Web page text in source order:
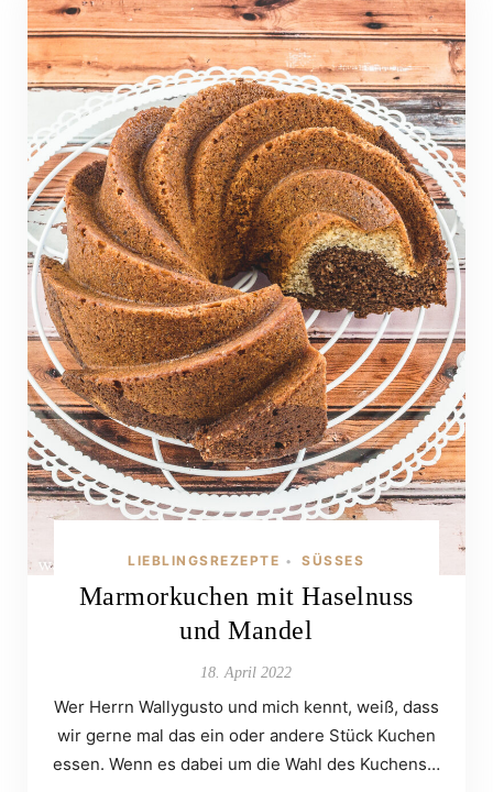
LIEBLINGSREZEPTE • SÜSSES
Marmorkuchen mit Haselnuss
und Mandel
18. April 2022
Wer Herrn Wallygusto und mich kennt, weiß, dass
wir gerne mal das ein oder andere Stück Kuchen
essen. Wenn es dabei um die Wahl des Kuchens…